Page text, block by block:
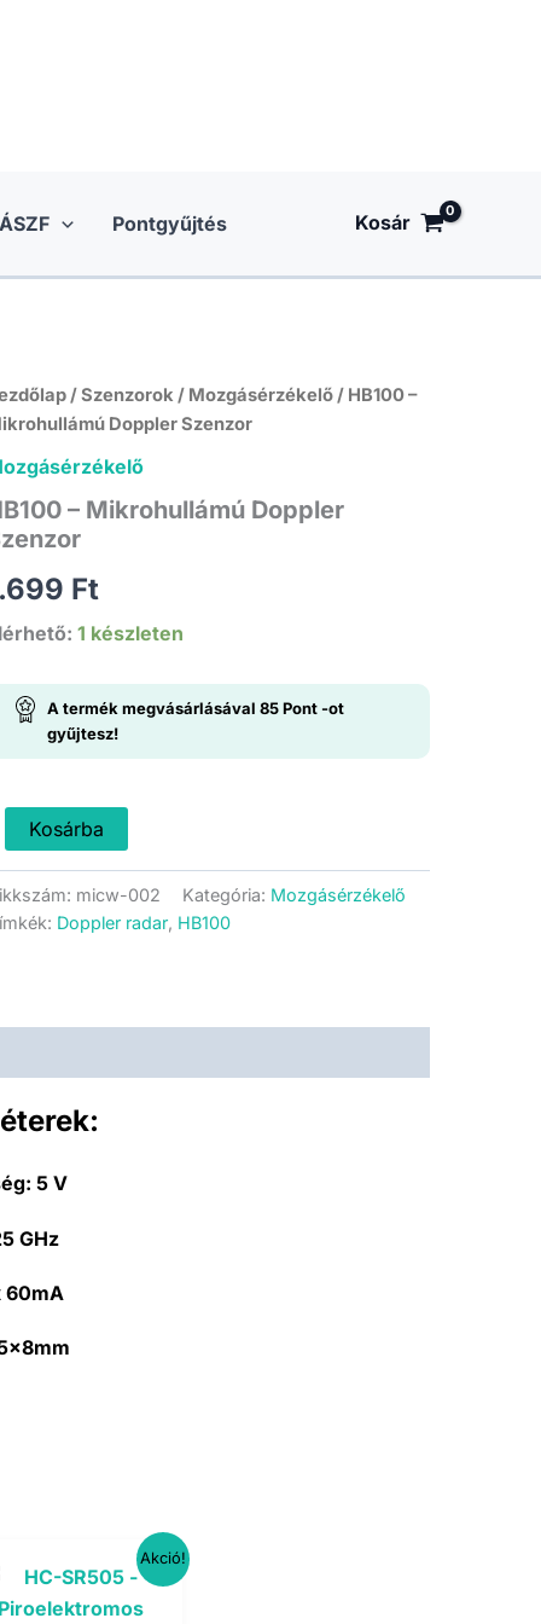
ÁSZF Pontgyűjtés Kosár
/Szenzorok / Mozgásérzékelő/ HB100 –
Doppler Szenzor
– Mikrohullámú Doppler
Ft
1 készleten
A termék megvásárlásával 85Pont-ot
gyűjtesz!
Kosárba
micw-002 Kategória: Mozgásérzékelő
Doppler radar, HB100
5 V
GHz
60mA
Akció!